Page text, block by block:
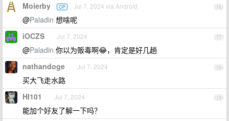
16
Moierby OP Jul 7, 2024 via Android
@Paladin 想啥呢
17
iOCZS Jul 7, 2024
@Paladin 你以为贩毒啊😂，肯定是好几趟
18
nathandoge Jul 7, 2024
买大飞走水路
19
HI101 Jul 7, 2024
能加个好友了解一下吗？